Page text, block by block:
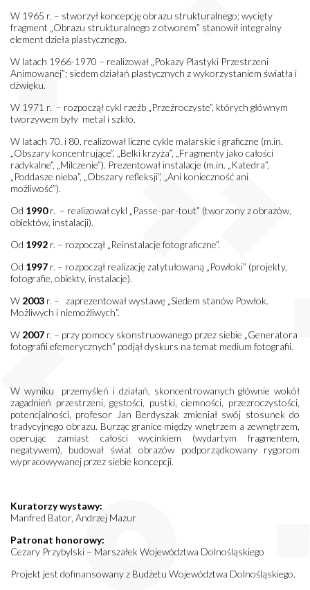
W 1965 r. – stworzył koncepcję obrazu strukturalnego; wycięty
fragment „Obrazu strukturalnego z otworem” stanowił integralny
element dzieła plastycznego.
W latach 1966-1970 – realizował „Pokazy Plastyki Przestrzeni
Animowanej”; siedem działań plastycznych z wykorzystaniem światła i
dźwięku.
W 1971 r. – rozpoczął cykl rzeźb „Przeźroczyste”, których głównym
tworzywem były metal i szkło.
W latach 70. i 80. realizował liczne cykle malarskie i graficzne (m.in.
„Obszary koncentrujące”, „Belki krzyża”, „Fragmenty jako całości
radykalne”, „Milczenie”). Prezentował instalacje (m.in. „Katedra”,
„Poddasze nieba”, „Obszary refleksji”, „Ani konieczność ani
możliwość”).
Od 1990r. – realizował cykl „Passe-par-tout” (tworzony z obrazów,
obiektów, instalacji).
Od 1992 r. – rozpoczął „Reinstalacje fotograficzne”.
Od 1997 r. – rozpoczął realizację zatytułowaną „Powłoki” (projekty,
fotografie, obiekty, instalacje).
W 2003 r. – zaprezentował wystawę „Siedem stanów Powłok.
Możliwych i niemożliwych”.
W 2007 r. – przy pomocy skonstruowanego przez siebie „Generatora
fotografii efemerycznych” podjął dyskurs na temat medium fotografii.
W wyniku przemyśleń i działań, skoncentrowanych głównie wokół
zagadnień przestrzeni, gęstości, pustki, ciemności, przezroczystości,
potencjalności, profesor Jan Berdyszak zmieniał swój stosunek do
tradycyjnego obrazu. Burząc granice między wnętrzem a zewnętrzem,
operując zamiast całości wycinkiem (wydartym fragmentem,
negatywem), budował świat obrazów podporządkowany rygorom
wypracowywanej przez siebie koncepcji.
Kuratorzy wystawy:
Manfred Bator, Andrzej Mazur
Patronat honorowy:
Cezary Przybylski – Marszałek Województwa Dolnośląskiego
Projekt jest dofinansowany z Budżetu Województwa Dolnośląskiego.